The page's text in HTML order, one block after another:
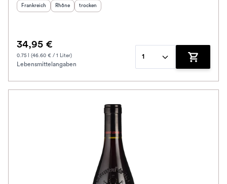
Herkunftsland
Frankreich Herkunftsregion:
Rhône Geschmack
trocken
34,95 €
0.75 l (46.60 € / 1 Liter)
Lebensmittelangaben
1
Zum